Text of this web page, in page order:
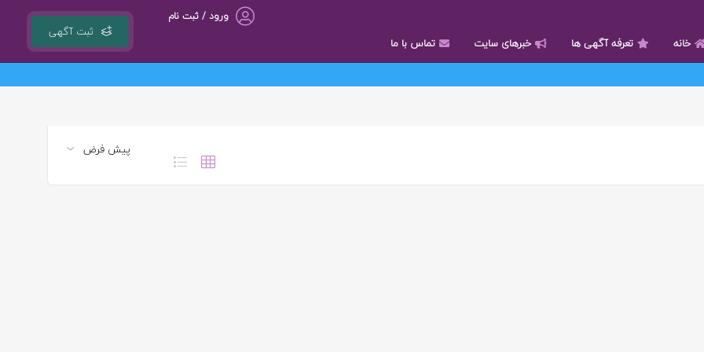
ثبت آگهی
ورود / ثبت نام
خانه تعرفه آگهی ها خبرهای سایت
تماس با ما